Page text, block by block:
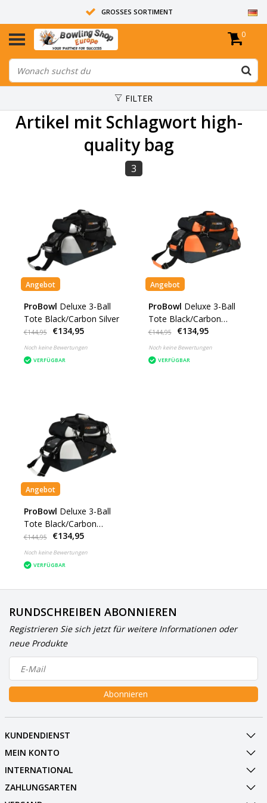
GROSSES SORTIMENT
14 TAGE RÜCKGABERECHT
ALLE BOWLINGKUGELN SIND UNGEBOHRT
0
FILTER
Artikel mit Schlagwort high-
quality bag
3
Angebot
ProBowl Deluxe 3-Ball
Tote Black/Carbon Silver
€144,95 €134,95
Noch keine Bewertungen
VERFÜGBAR
Angebot
ProBowl Deluxe 3-Ball
Tote Black/Carbon
Orange
€144,95 €134,95
Noch keine Bewertungen
VERFÜGBAR
Angebot
ProBowl Deluxe 3-Ball
Tote Black/Carbon
White
€144,95 €134,95
Noch keine Bewertungen
VERFÜGBAR
RUNDSCHREIBEN ABONNIEREN
Registrieren Sie sich jetzt für weitere Informationen oder
neue Produkte
Abonnieren
KUNDENDIENST
MEIN KONTO
INTERNATIONAL
ZAHLUNGSARTEN